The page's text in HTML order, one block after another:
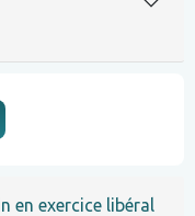
en exercice libéral